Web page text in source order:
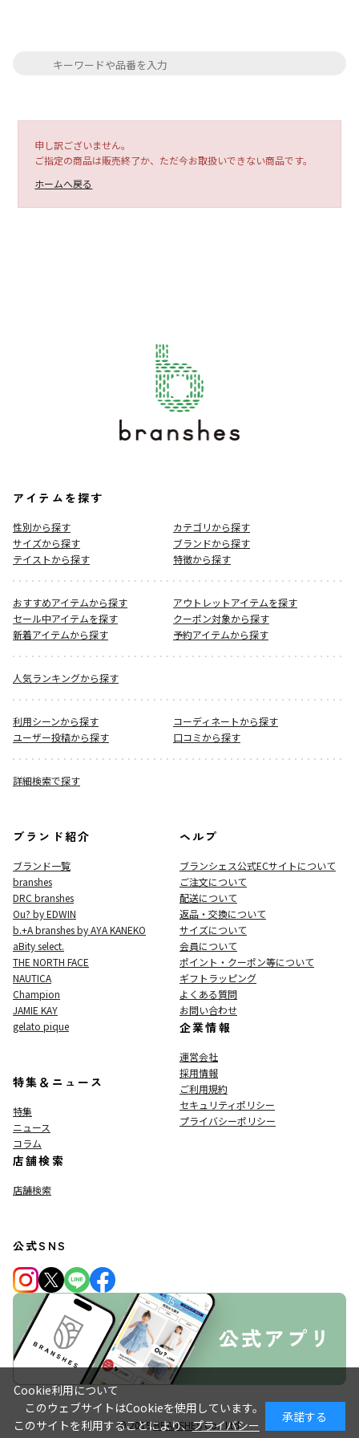
申し訳ございません。
ご指定の商品は販売終了か、ただ今お取扱いできない商品です。
ホームへ戻る
アイテムを探す
性別から探す
カテゴリから探す
サイズから探す
ブランドから探す
テイストから探す
特徴から探す
おすすめアイテムから探す
アウトレットアイテムを探す
セール中アイテムを探す
クーポン対象から探す
新着アイテムから探す
予約アイテムから探す
人気ランキングから探す
利用シーンから探す
コーディネートから探す
ユーザー投稿から探す
口コミから探す
詳細検索で探す
ブランド紹介
ブランド一覧
branshes
DRC branshes
Ou? by EDWIN
b.+A branshes by AYA KANEKO
aBity select.
THE NORTH FACE
NAUTICA
Champion
JAMIE KAY
gelato pique
特集＆ニュース
特集
ニュース
コラム
店舗検索
店舗検索
ヘルプ
ブランシェス公式ECサイトについて
ご注文について
配送について
返品・交換について
サイズについて
会員について
ポイント・クーポン等について
ギフトラッピング
よくある質問
お問い合わせ
企業情報
運営会社
採用情報
ご利用規約
セキュリティポリシー
プライバシーポリシー
公式SNS
© 2019BRANSHESCo., Ltd.
Cookie利用について
このウェブサイトはCookieを使用しています。
このサイトを利用することにより、プライバシー
承諾する